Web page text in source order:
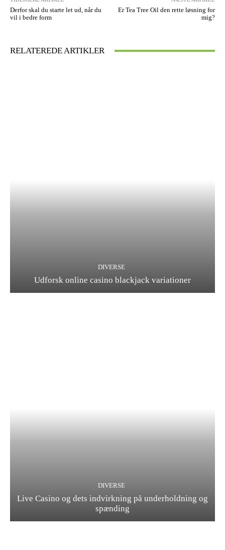
Derfor skal du starte let ud, når du
vil i bedre form
Er Tea Tree Oil den rette løsning for
mig?
RELATEREDE ARTIKLER
DIVERSE
Udforsk online casino blackjack variationer
DIVERSE
Live Casino og dets indvirkning på underholdning og
spænding